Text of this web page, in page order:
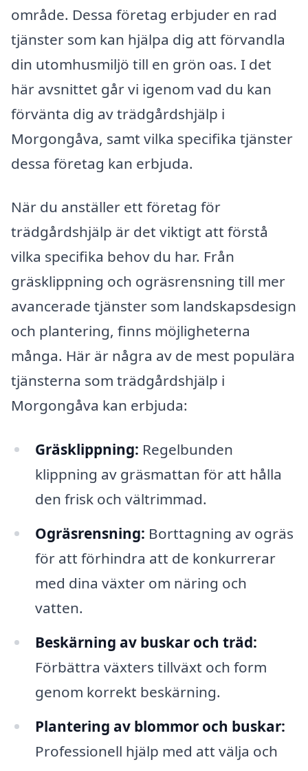
område. Dessa företag erbjuder en rad
tjänster som kan hjälpa dig att förvandla
din utomhusmiljö till en grön oas. I det
här avsnittet går vi igenom vad du kan
förvänta dig av trädgårdshjälp i
Morgongåva, samt vilka specifika tjänster
dessa företag kan erbjuda.
När du anställer ett företag för
trädgårdshjälp är det viktigt att förstå
vilka specifika behov du har. Från
gräsklippning och ogräsrensning till mer
avancerade tjänster som landskapsdesign
och plantering, finns möjligheterna
många. Här är några av de mest populära
tjänsterna som trädgårdshjälp i
Morgongåva kan erbjuda:
Gräsklippning: Regelbunden
klippning av gräsmattan för att hålla
den frisk och vältrimmad.
Ogräsrensning: Borttagning av ogräs
för att förhindra att de konkurrerar
med dina växter om näring och
vatten.
Beskärning av buskar och träd:
Förbättra växters tillväxt och form
genom korrekt beskärning.
Plantering av blommor och buskar:
Professionell hjälp med att välja och